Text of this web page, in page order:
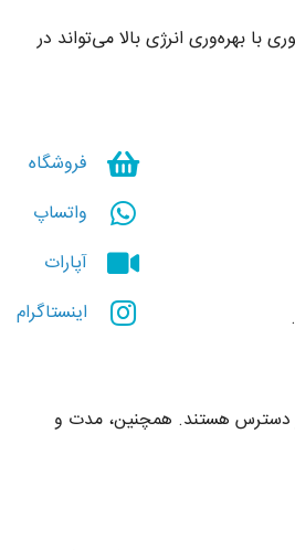
با بهره‌وری انرژی بالا می‌تواند در
دسترس هستند. همچنین، مدت و
فروشگاه
واتساپ
آپارات
اینستاگرام